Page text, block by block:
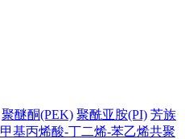
聚醚酮(PEK) 聚酰亚胺(PI) 芳族
甲基丙烯酸-丁二烯-苯乙烯共聚